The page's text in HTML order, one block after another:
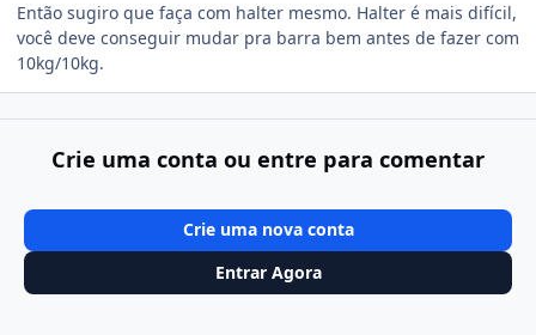
Então sugiro que faça com halter mesmo. Halter é mais difícil,
você deve conseguir mudar pra barra bem antes de fazer com
10kg/10kg.
Crie uma conta ou entre para comentar
Crie uma nova conta
Entrar Agora